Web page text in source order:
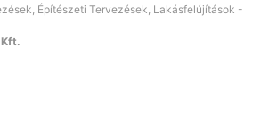
Építészeti Tervezések, Lakásfelújítások -
Kft.